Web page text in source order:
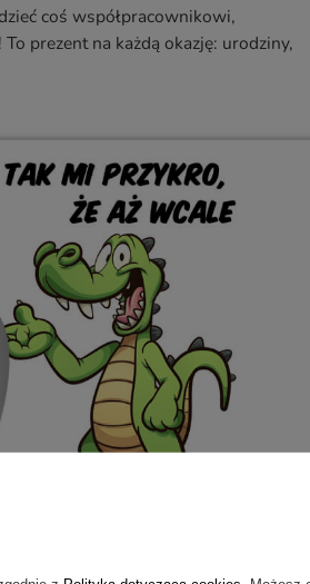
coś współpracownikowi,
prezent na każdą okazję: urodziny,